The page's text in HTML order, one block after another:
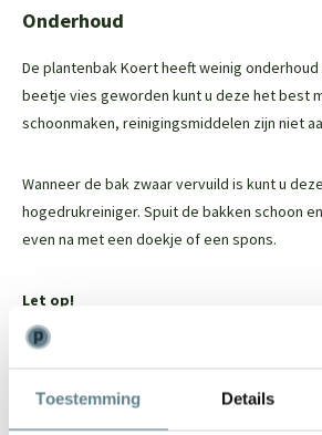
Toestemming Details
Onderhoud
De plantenbak Koert heeft weinig
beetje vies geworden kunt u deze het best
schoonmaken, reinigingsmiddelen zijn niet
Wanneer de bak zwaar vervuild is kunt u
hogedrukreiniger. Spuit de bakken schoon
even na met een doekje of een spons.
Let op!
voor deze plantenbak. Hierdoor kan de bak